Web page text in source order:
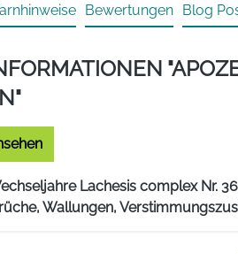
Bewertungen Blog
Lachesis complex Nr.
Wallungen,
versteht sich als